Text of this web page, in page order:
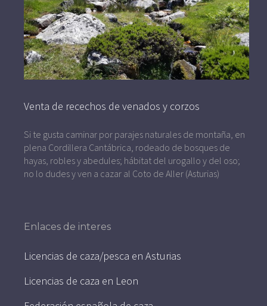
Venta de recechos de venados y corzos
Si te gusta caminar por parajes naturales de montaña, en
plena Cordillera Cantábrica, rodeado de bosques de
hayas, robles y abedules; hábitat del urogallo y del oso;
no lo dudes y ven a cazar al Coto de Aller (Asturias)
Enlaces de interes
Licencias de caza/pesca en Asturias
Licencias de caza en Leon